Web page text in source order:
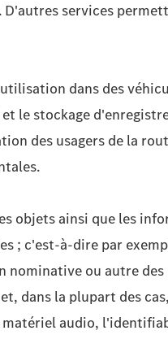
services
dans des
le stockage
des usagers de la
objets ainsi que les
c'est-à-dire par
ou autre
dans la plupart des
audio,